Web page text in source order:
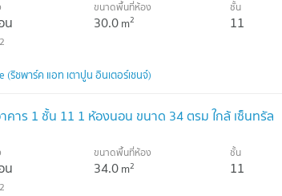
น
ขนาดพื้นที่ห้อง
30.0m2
ชั้น
11
ริชพาร์ค แอท เตาปูน อินเตอร์เชนจ์)
คาร 1 ชั้น 11 1 ห้องนอน ขนาด 34 ตรม ใกล้ เซ็นทรัล
น
ขนาดพื้นที่ห้อง
34.0m2
ชั้น
11